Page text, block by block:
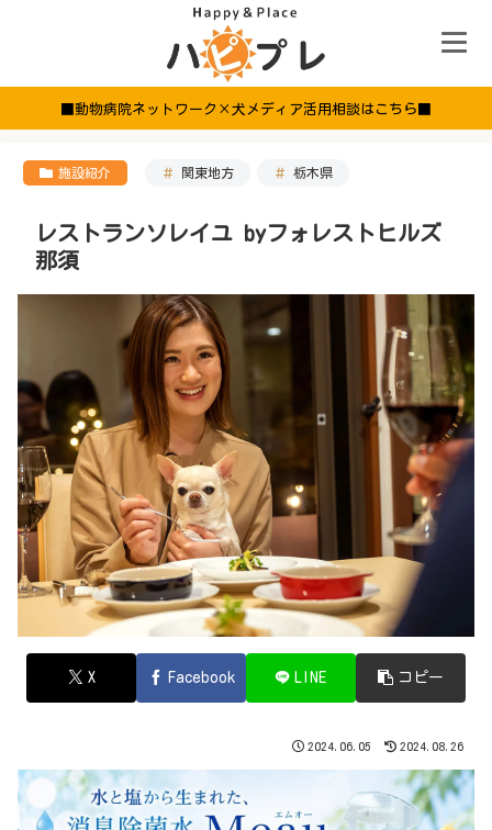
■動物病院ネットワーク×犬メディア活用相談はこちら■
施設紹介 関東地方 栃木県
レストランソレイユ byフォレストヒルズ
那須
X Facebook LINE コピー
2024.06.05 2024.08.26